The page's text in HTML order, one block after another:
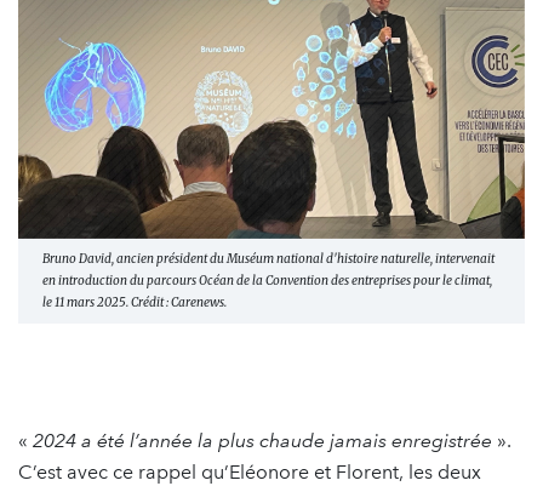
Bruno David, ancien président du Muséum national d'histoire naturelle, intervenait
en introduction du parcours Océan de la Convention des entreprises pour le climat,
le 11 mars 2025. Crédit : Carenews.
« 2024 a été l’année la plus chaude jamais enregistrée ».
C’est avec ce rappel qu’Eléonore et Florent, les deux